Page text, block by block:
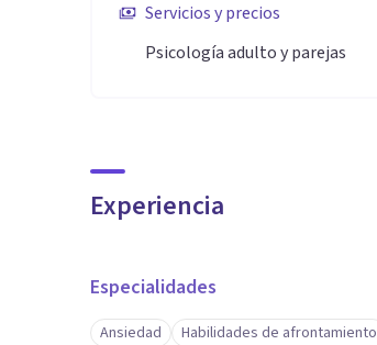
Servicios y precios
Psicología adulto y parejas
Experiencia
Especialidades
Ansiedad Habilidades de afrontamiento